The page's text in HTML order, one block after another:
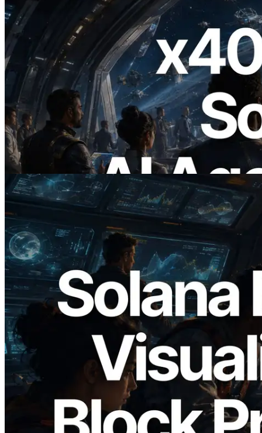
2026.07.04
ERPC Meluncurkan Solana RPC
Berbasis x402 — Era AI Agent
Membayar API yang Dibutuhkan Secara
On Demand
Baca artikel ini
2026.05.24
Validators Solutions Meluncurkan Solana
Block Analyzer — Memvisualisasikan
Waktu Produksi Blok per Slot dan
Validator yang Ditugaskan